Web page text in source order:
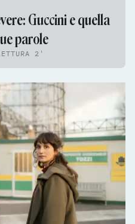
Guccini e quella
parole
2'